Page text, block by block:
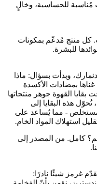
مُناسبة للحساسية، وخالٍ
كل منتج مُدعّم بمكونات
للبشرة.
وبدأت بسؤال: ماذا
غناها بمضادات الأكسدة
القهوة جوهر منتجاتها
تُحوّل هذه البقايا إلى
- مما يُساعد على
استهلاك المواد الخام.
كامل. من المصدر إلى
غرمز شيئًا نادرًا: